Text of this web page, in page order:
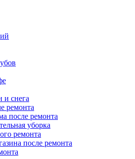
и снега
ремонта
после ремонта
уборка
ремонта
после ремонта